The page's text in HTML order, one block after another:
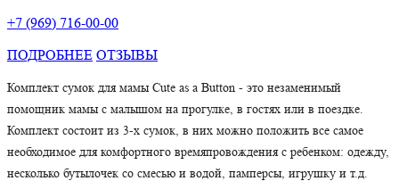
+7 (969) 716-00-00
ПОДРОБНЕЕ ОТЗЫВЫ
Комплект сумок для мамы Cute as a Button - это незаменимый
помощник мамы с малышом на прогулке, в гостях или в поездке.
Комплект состоит из 3-х сумок, в них можно положить все самое
необходимое для комфортного времяпровождения с ребенком: одежду,
несколько бутылочек со смесью и водой, памперсы, игрушку и т.д.